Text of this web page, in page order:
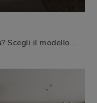
Tempo di rinnovare la cucina? Scegli il modello Avenue con isola Aster Cucine tra le nostre Cucine Classiche con isola.